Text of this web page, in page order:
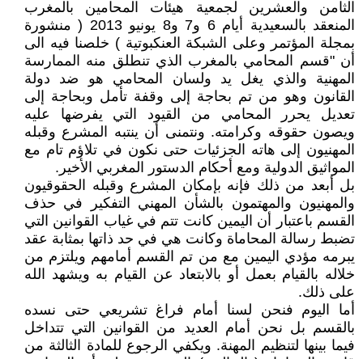
الثامن والعشرين لجمعية هيئات المحامين بالمغرب
المنعقد بالسعيدية أيام 6 و7 و8 يونيو 2013 ( منشورة
بمجلة المؤتمر وعلى الشبكة العنكبوتية ) خلصنا فيه الى
أن "قسم المحامي بالمغرب الذي تنطلق منه الممارسة
المهنية والذي يغل يد ولسان المحامي هو ضد دولة
القانون وهو من تم بحاجة إلى وقفة تأمل وبحاجة إلى
تعديل يحرر المحامي من القيود التي يفرضها عليه
ويصون حقوقه وكرامته. ونتمنى أن ينتبه المشرع وقبله
المهنيون إلى هاته الجزئيات حتى نكون في تلاؤم تام مع
المواثيق الدولية ومع أحكام الدستور المغربي الأخير.
بل أبعد من ذلك فإنه بإمكان المشرع وقبله الحقوقيون
والمهنيون والمهتمون بالشأن المهني التفكير في حذف
القسم باعتبار أن اليمين كانت تتم في غياب القوانين التي
تضبط رسالة المحاماة وكانت هي في حد ذاتها بمثابة عقد
يبرمه مؤدي اليمين مع من تم القسم أمامهم ويلتزم من
خلاله بالقيام بعمل أو بالابتعاد عن القيام به ويشهد الله
على ذلك.
أما اليوم فنحن لسنا أمام فراغ تشريعي حتى نسده
بالقسم بل نحن أمام العديد من القوانين التي تتداخل
فيما بينها لتنظيم المهنة. ويكفي الرجوع للمادة الثالثة من